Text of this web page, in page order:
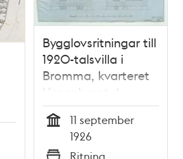
Bygglovsritningar till
1920-talsvilla i
Bromma, kvarteret
Vapenhuset 4
(dåvarande
stadsägan
Beckomberga 7)
11 september
1926
Ritning